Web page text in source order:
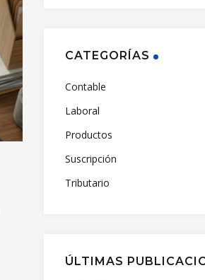
CATEGORÍAS
Contable
Laboral
Productos
Suscripción
Tributario
ÚLTIMAS